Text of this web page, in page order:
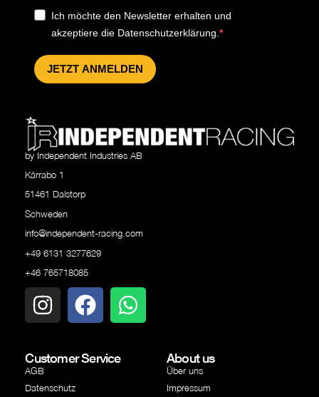
by Independent Industries AB
Kärrabo 1
51461 Dalstorp
Schweden
info@independent-racing.com
+49 6131 3277629
+46 765718085
Customer Service
AGB
Datenschutz
About us
Über uns
Impressum
Ich möchte den Newsletter erhalten und
akzeptiere die Datenschutzerklärung.
JETZT ANMELDEN